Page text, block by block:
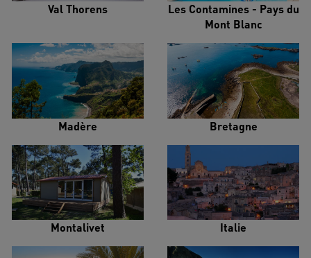
Val Thorens
Les Contamines - Pays du
Mont Blanc
Madère Bretagne
Montalivet Italie